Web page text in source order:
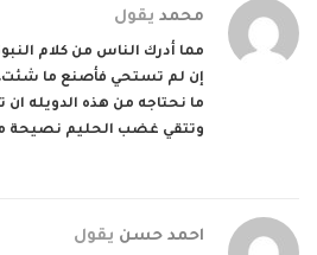
محمد يقول
مما أدرك الناس من كلام
إن لم تستحي فأصنع ما
ما نحتاجه من هذه الدويله ان
وتتقي غضب الحليم نصيحة
احمد حسن يقول